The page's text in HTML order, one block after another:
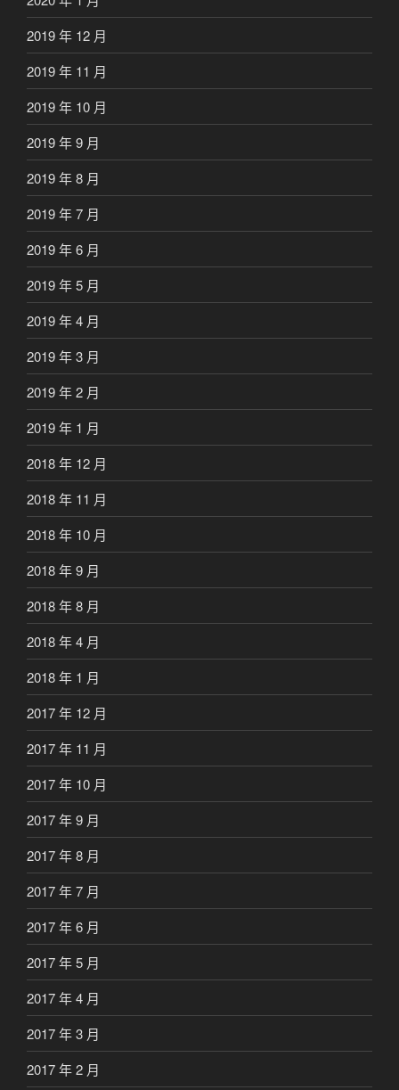
2019 年 12 月
2019 年 11 月
2019 年 10 月
2019 年 9 月
2019 年 8 月
2019 年 7 月
2019 年 6 月
2019 年 5 月
2019 年 4 月
2019 年 3 月
2019 年 2 月
2019 年 1 月
2018 年 12 月
2018 年 11 月
2018 年 10 月
2018 年 9 月
2018 年 8 月
2018 年 4 月
2018 年 1 月
2017 年 12 月
2017 年 11 月
2017 年 10 月
2017 年 9 月
2017 年 8 月
2017 年 7 月
2017 年 6 月
2017 年 5 月
2017 年 4 月
2017 年 3 月
2017 年 2 月